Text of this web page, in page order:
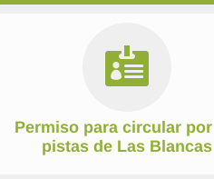

Permiso para circular
pistas de Las Blancas